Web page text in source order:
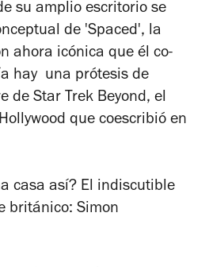
su amplio escritorio se
de 'Spaced', la
ahora icónica que él co-
hay una prótesis de
de Star Trek Beyond, el
que coescribió en
casa así? El indiscutible
británico: Simon